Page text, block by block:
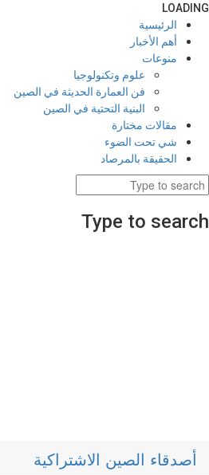
LOADING
الرئيسية
أهم الأخبار
منوعات
علوم وتكنولوجيا
فن العمارة الحديثة في الصين
البنية التحتية في الصين
مقالات مختارة
شي تحت الضوء
الحقيقة بالمرصاد
Type to search
أصدقاء الصين الاشتراكية